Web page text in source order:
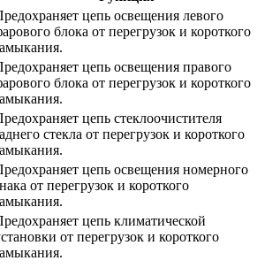
цепь освещения левого
блока от перегрузок и короткого
цепь освещения правого
блока от перегрузок и короткого
цепь стеклоочистителя
стекла от перегрузок и короткого
цепь освещения номерного
от перегрузок и короткого
цепь климатической
от перегрузок и короткого